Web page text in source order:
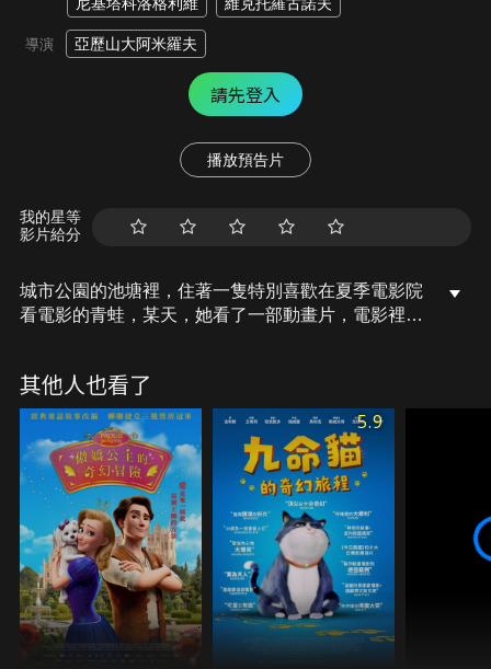
導演 亞歷山大阿米羅夫
請先登入
播放預告片
我的星等
影片給分
城市公園的池塘裡，住著一隻特別喜歡在夏季電影院
看電影的青蛙，某天，她看了一部動畫片，電影裡的
卻是一顆高爾夫球，但神奇的是，她還是變成了一位
美麗的女孩。
其他人也看了
5.9